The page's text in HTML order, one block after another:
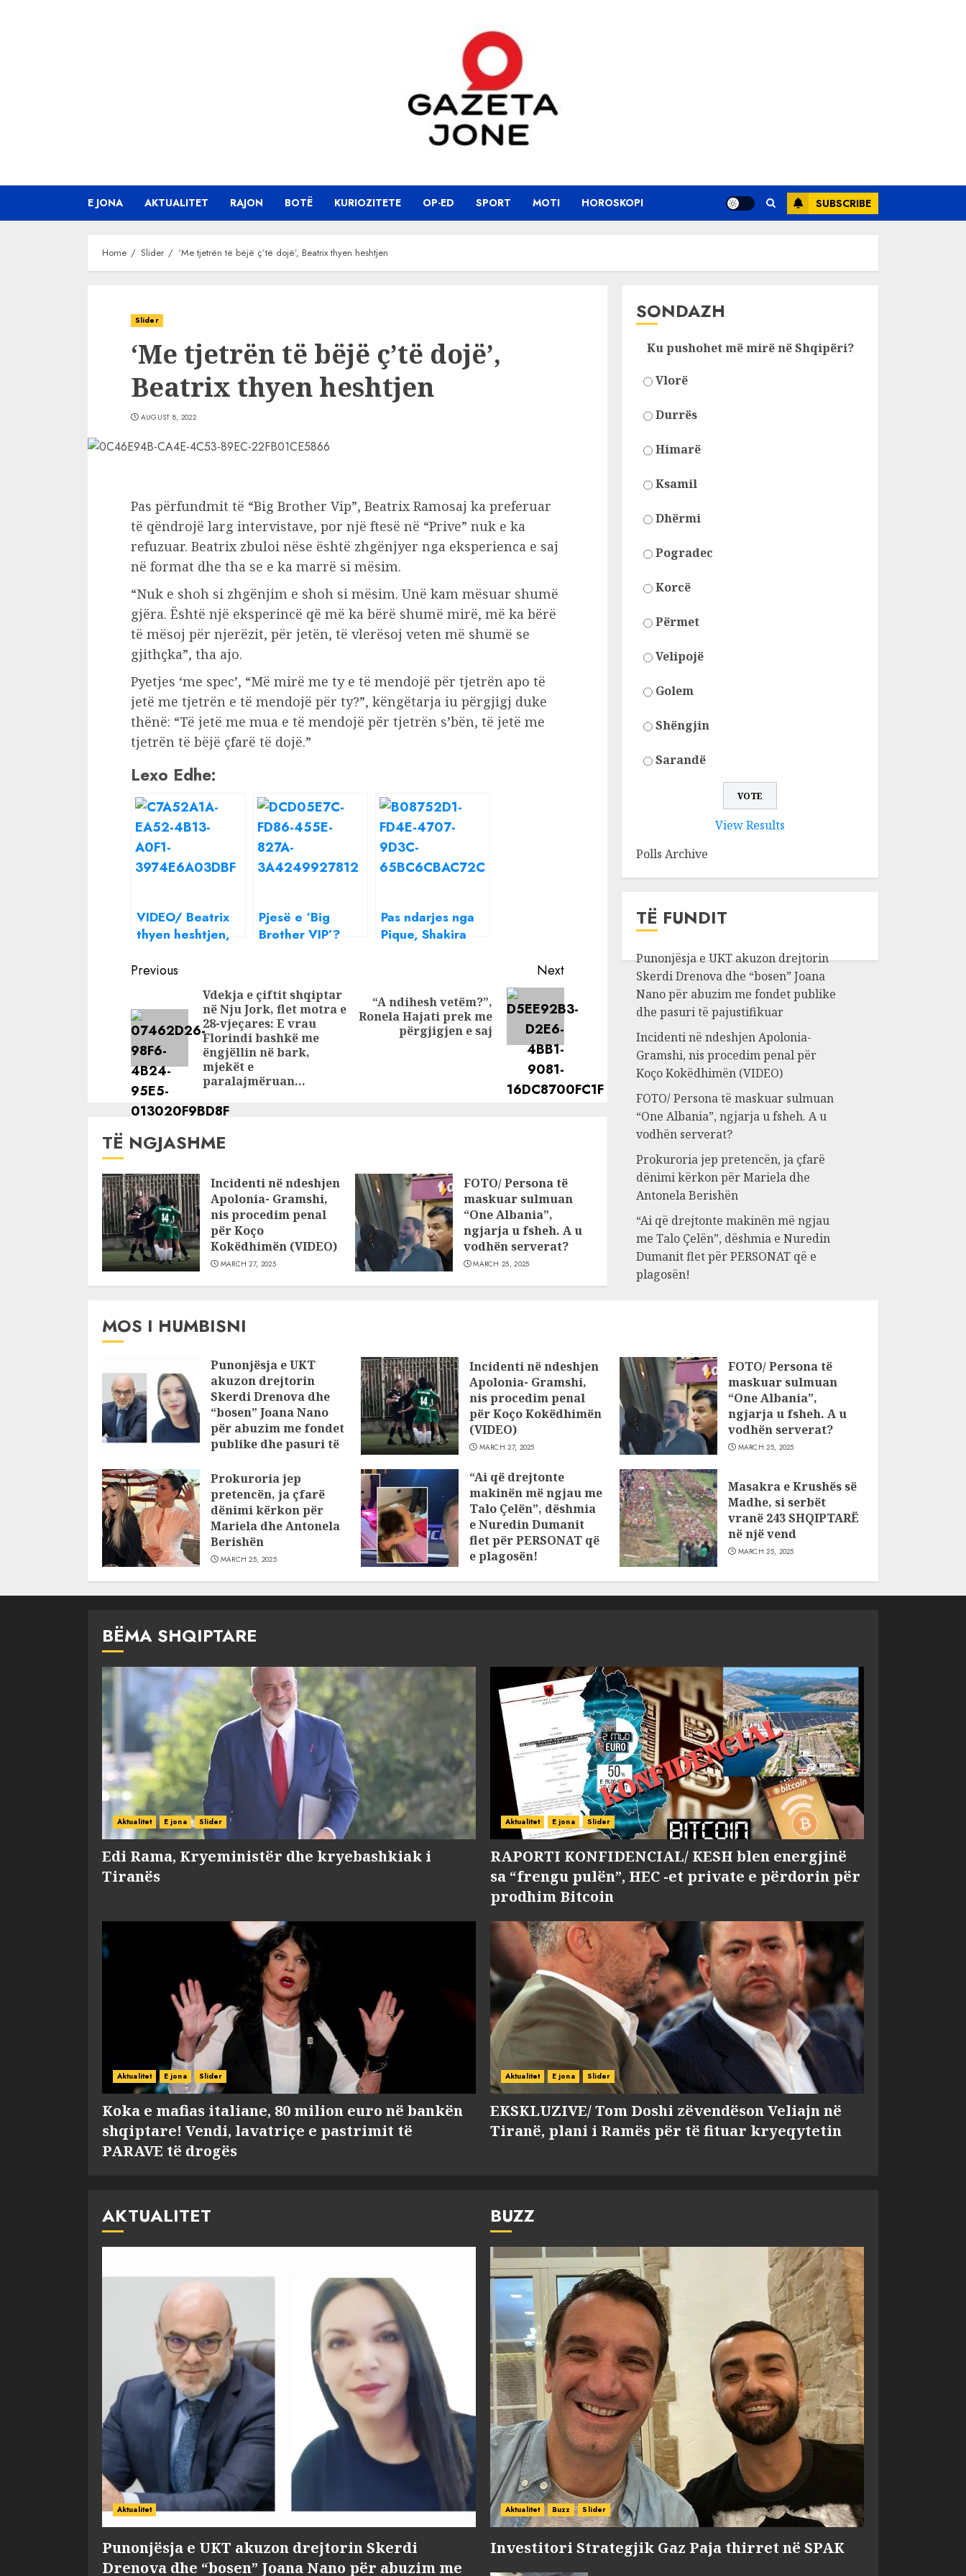
E JONA AKTUALITET RAJON BOTË KURIOZITETE OP-ED SPORT MOTI HOROSKOPI SUBSCRIBE
Home Slider ‘Me tjetrën të bëjë ç’të dojë’, Beatrix thyen heshtjen
Slider
‘Me tjetrën të bëjë ç’të dojë’,
Beatrix thyen heshtjen
AUGUST 8, 2022
Pas përfundmit të “Big Brother Vip”, Beatrix Ramosaj ka preferuar
të qëndrojë larg intervistave, por një ftesë në “Prive” nuk e ka
refuzuar. Beatrix zbuloi nëse është zhgënjyer nga eksperienca e saj
në format dhe tha se e ka marrë si mësim.
“Nuk e shoh si zhgënjim e shoh si mësim. Unë kam mësuar shumë
gjëra. Është një eksperincë që më ka bërë shumë mirë, më ka bërë
të mësoj për njerëzit, për jetën, të vlerësoj veten më shumë se
gjithçka”, tha ajo.
Pyetjes ‘me spec’, “Më mirë me ty e të mendojë për tjetrën apo të
jetë me tjetrën e të mendojë për ty?”, këngëtarja iu përgjigj duke
thënë: “Të jetë me mua e të mendojë për tjetrën s’bën, të jetë me
tjetrën të bëjë çfarë të dojë.”
Lexo Edhe:
VIDEO/ Beatrix
thyen heshtjen,
ribashkimin: Nëse
Donaldi dhe Bora
Pjesë e ‘Big
Brother VIP’?
Pas ndarjes nga
Pique, Shakira
Continue
Reading
Previous
Vdekja e çiftit shqiptar
në Nju Jork, flet motra e
28-vjeçares: E vrau
Florindi bashkë me
ëngjëllin në bark,
mjekët e
paralajmëruan…
Next
Next
“A ndihesh vetëm?”,
Ronela Hajati prek me
përgjigjen e saj
TË NGJASHME
Incidenti në ndeshjen
Apolonia- Gramshi,
nis procedim penal
për Koço
Kokëdhimën (VIDEO)
MARCH 27, 2025
FOTO/ Persona të
maskuar sulmuan
“One Albania”,
ngjarja u fsheh. A u
vodhën serverat?
MARCH 25, 2025
SONDAZH
Ku pushohet më mirë në Shqipëri?
Vlorë
Durrës
Himarë
Ksamil
Dhërmi
Pogradec
Korcë
Përmet
Velipojë
Golem
Shëngjin
Sarandë
View Results
Polls Archive
TË FUNDIT
Punonjësja e UKT akuzon drejtorin
Skerdi Drenova dhe “bosen” Joana
Nano për abuzim me fondet publike
dhe pasuri të pajustifikuar
Incidenti në ndeshjen Apolonia-
Gramshi, nis procedim penal për
Koço Kokëdhimën (VIDEO)
FOTO/ Persona të maskuar sulmuan
“One Albania”, ngjarja u fsheh. A u
vodhën serverat?
Prokuroria jep pretencën, ja çfarë
dënimi kërkon për Mariela dhe
Antonela Berishën
“Ai që drejtonte makinën më ngjau
me Talo Çelën”, dëshmia e Nuredin
Dumanit flet për PERSONAT që e
plagosën!
MOS I HUMBISNI
Punonjësja e UKT
akuzon drejtorin
Skerdi Drenova dhe
“bosen” Joana Nano
për abuzim me fondet
publike dhe pasuri të
JULY 24, 2025
Incidenti në ndeshjen
Apolonia- Gramshi,
nis procedim penal
për Koço Kokëdhimën
(VIDEO)
MARCH 27, 2025
FOTO/ Persona të
maskuar sulmuan
“One Albania”,
ngjarja u fsheh. A u
vodhën serverat?
MARCH 25, 2025
Prokuroria jep
pretencën, ja çfarë
dënimi kërkon për
Mariela dhe Antonela
Berishën
MARCH 25, 2025
“Ai që drejtonte
makinën më ngjau me
Talo Çelën”, dëshmia
e Nuredin Dumanit
flet për PERSONAT që
e plagosën!
Masakra e Krushës së
Madhe, si serbët
vranë 243 SHQIPTARË
në një vend
MARCH 25, 2025
BËMA SHQIPTARE
Aktualitet E jona Slider
Edi Rama, Kryeministër dhe kryebashkiak i
Tiranës
Aktualitet E jona Slider
RAPORTI KONFIDENCIAL/ KESH blen energjinë
sa “frengu pulën”, HEC -et private e përdorin për
prodhim Bitcoin
Aktualitet E jona Slider
Koka e mafias italiane, 80 milion euro në bankën
shqiptare! Vendi, lavatriçe e pastrimit të
PARAVE të drogës
Aktualitet E jona Slider
EKSKLUZIVE/ Tom Doshi zëvendëson Veliajn në
Tiranë, plani i Ramës për të fituar kryeqytetin
AKTUALITET
Aktualitet
Punonjësja e UKT akuzon drejtorin Skerdi
Drenova dhe “bosen” Joana Nano për abuzim me
BUZZ
Aktualitet Buzz Slider
Investitori Strategjik Gaz Paja thirret në SPAK